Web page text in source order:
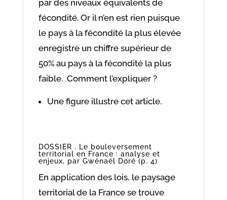
par des niveaux équivalents de
fécondité. Or il n’en est rien puisque
le pays à la fécondité la plus élevée
enregistre un chiffre supérieur de
50% au pays à la fécondité la plus
faible. Comment l’expliquer ?
Une figure illustre cet article.
DOSSIER . Le bouleversement
territorial en France : analyse et
enjeux, par Gwénaël Doré (p. 4)
En application des lois, le paysage
territorial de la France se trouve